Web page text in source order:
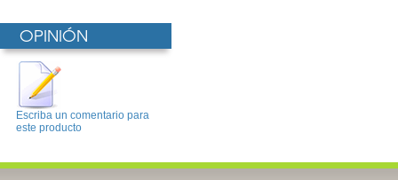
OPINIÓN
Escriba un comentario para
este producto